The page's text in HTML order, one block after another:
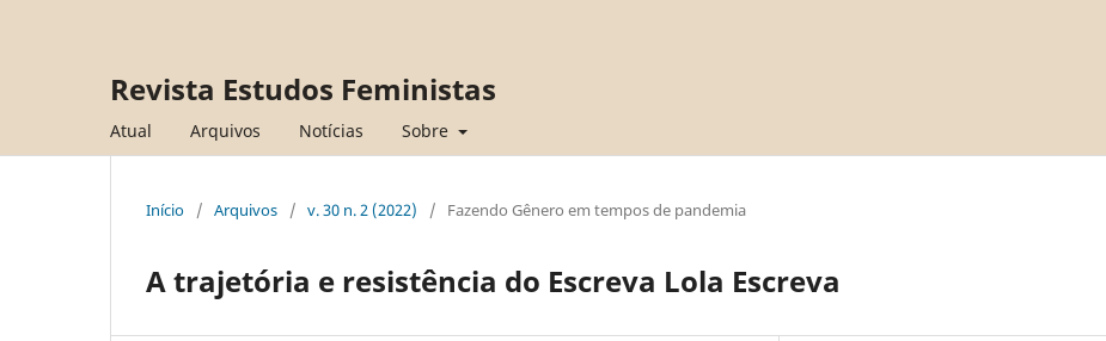
Revista Estudos Feministas
Atual Arquivos Notícias Sobre
Início / Arquivos / v. 30 n. 2 (2022) / Fazendo Gênero em tempos de pandemia
A trajetória e resistência do Escreva Lola Escreva